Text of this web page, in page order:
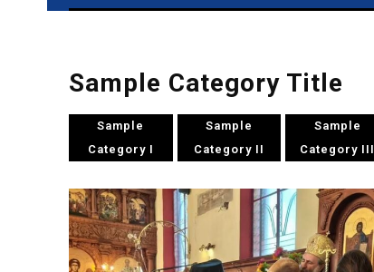
Sample Category Title
Sample
Category I
Sample
Category II
Sample
Category III